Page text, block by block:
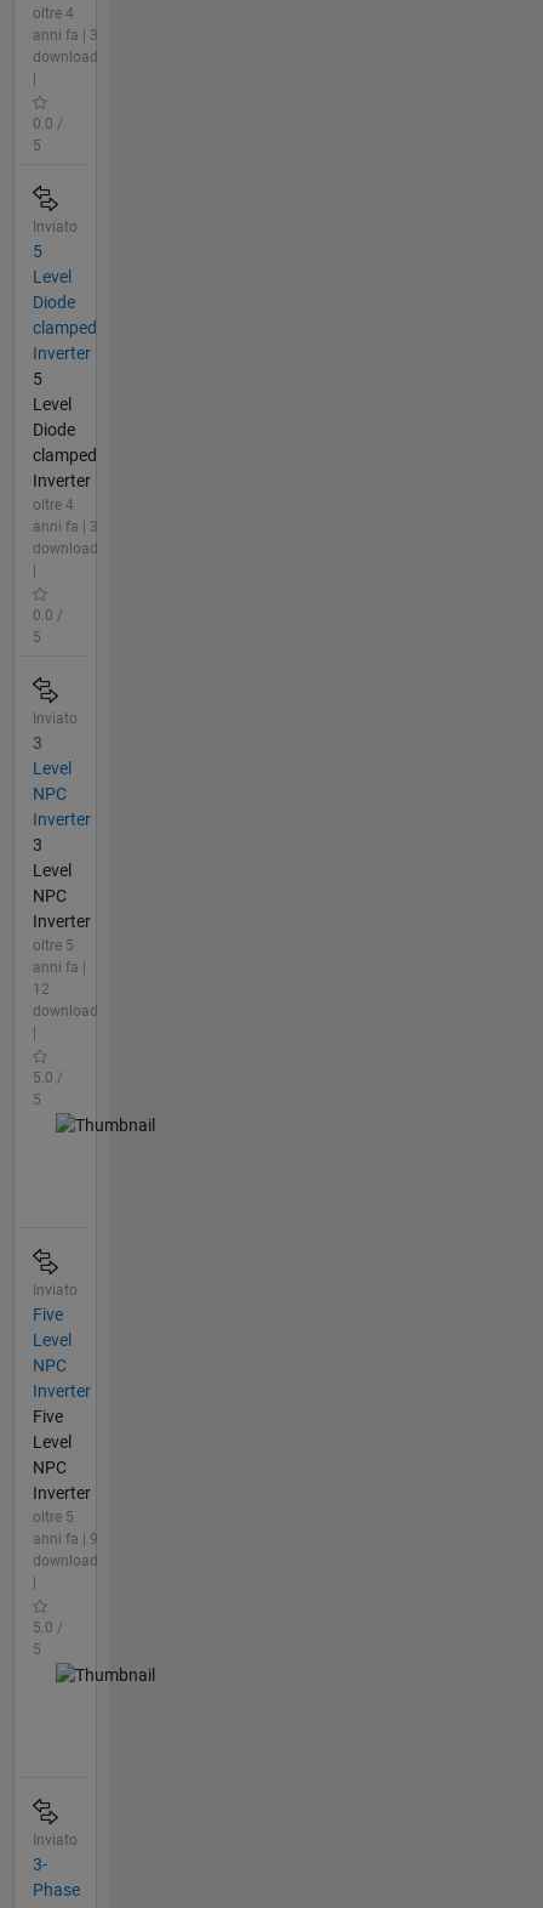
oltre 4
anni fa | 3
download
0.0 /
5
Inviato
5
Level
Diode
clamped
Inverter
5
Level
Diode
clamped
Inverter
oltre 4
anni fa | 3
download
0.0 /
5
Inviato
3
Level
NPC
Inverter
3
Level
NPC
Inverter
oltre 5
anni fa |
12
download
5.0 /
5
Inviato
Five
Level
NPC
Inverter
Five
Level
NPC
Inverter
oltre 5
anni fa | 9
download
5.0 /
5
Inviato
3-
Phase